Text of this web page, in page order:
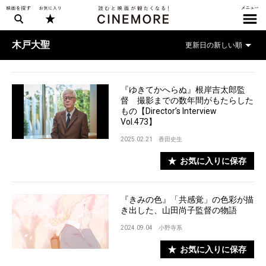
木戸大聖
『ゆきてかへらぬ』根岸吉太郎監
督 撮影までの数年間がもたらした
もの【Director’s Interview
Vol.473】
2025.02.21 香田史生
お気に入りに保存
『きみの色』「共感覚」の色彩が描
き出した、山田尚子監督の物語
2024.09.04 小野寺系
お気に入りに保存